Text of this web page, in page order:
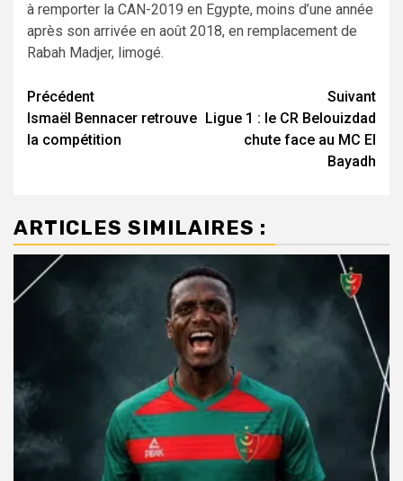
à remporter la CAN-2019 en Egypte, moins d’une année
après son arrivée en août 2018, en remplacement de
Rabah Madjer, limogé.
Navigation
d’article
Précédent
Ismaël Bennacer retrouve
la compétition
Suivant
Ligue 1 : le CR Belouizdad
chute face au MC El
Bayadh
ARTICLES SIMILAIRES :